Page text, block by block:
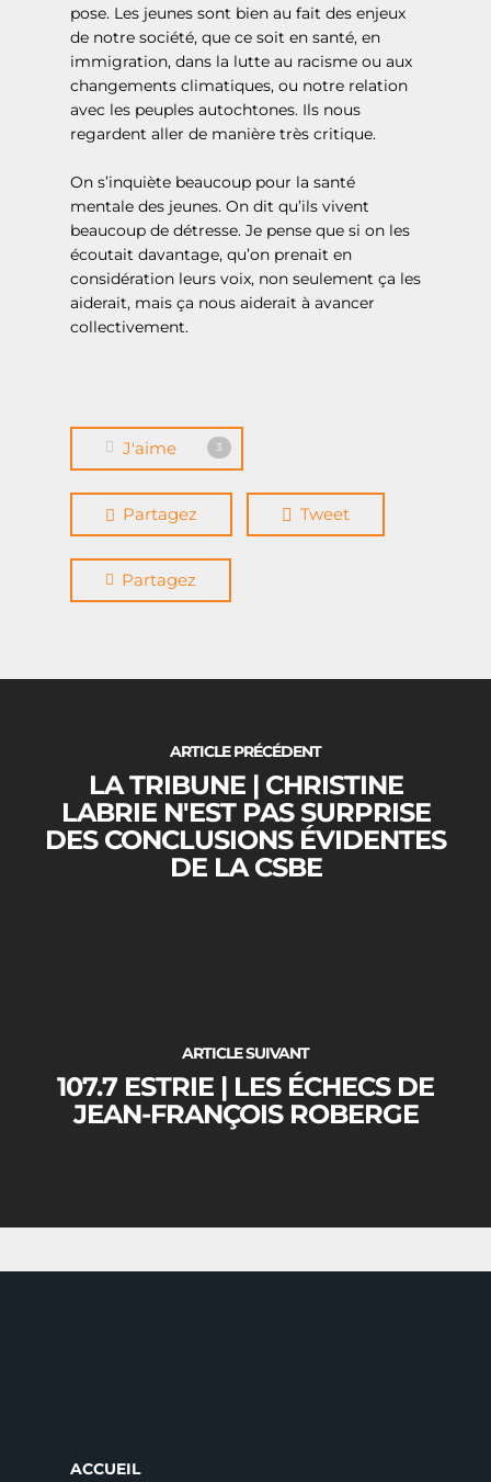
pose. Les jeunes sont bien au fait des enjeux
de notre société, que ce soit en santé, en
immigration, dans la lutte au racisme ou aux
changements climatiques, ou notre relation
avec les peuples autochtones. Ils nous
regardent aller de manière très critique.
On s’inquiète beaucoup pour la santé
mentale des jeunes. On dit qu’ils vivent
beaucoup de détresse. Je pense que si on les
écoutait davantage, qu’on prenait en
considération leurs voix, non seulement ça les
aiderait, mais ça nous aiderait à avancer
collectivement.
J'aime 3
Partagez Tweet
Partagez
ARTICLE PRÉCÉDENT
LA TRIBUNE | CHRISTINE
LABRIE N'EST PAS SURPRISE
DES CONCLUSIONS ÉVIDENTES
DE LA CSBE
ARTICLE SUIVANT
107.7 ESTRIE | LES ÉCHECS DE
JEAN-FRANÇOIS ROBERGE
ACCUEIL
Boîte à outils
Logement
Nous joindre